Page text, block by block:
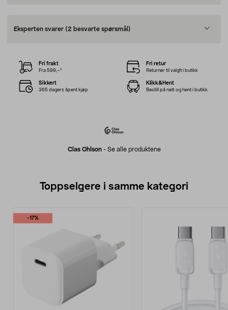
Eksperten svarer (2 besvarte spørsmål)
Clas Ohlson- Se alle produktene
Fri frakt
Fra 599,–*
Fri retur
Returner til valgfri butikk
Sikkert
365 dagers åpent kjøp
Klikk&Hent
Bestill på nett og hent i butikk
Toppselgere i samme kategori
-17%